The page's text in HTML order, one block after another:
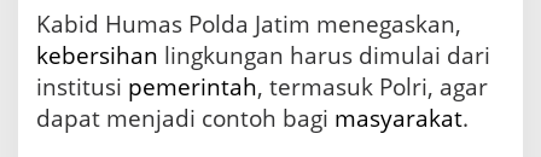
s
a
A
r
Kabid Humas Polda Jatim menegaskan,
kebersihan lingkungan harus dimulai dari
institusi pemerintah, termasuk Polri, agar
dapat menjadi contoh bagi masyarakat.